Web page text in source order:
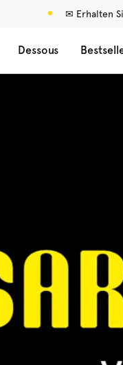
✉ Erhalten
Dessous